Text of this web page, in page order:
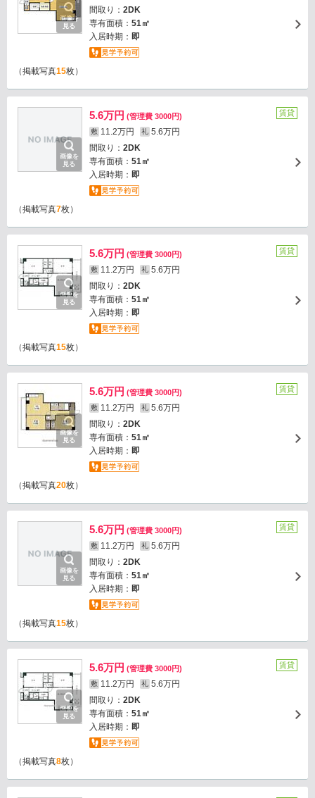
画像を
見る
間取り： 2DK
専有面積： 51㎡
入居時期： 即
（掲載写真15枚）
画像を
見る
5.6万円 (管理費 3000円)
敷 11.2万円 礼 5.6万円
間取り： 2DK
専有面積： 51㎡
入居時期： 即
賃貸
（掲載写真7枚）
画像を
見る
5.6万円 (管理費 3000円)
敷 11.2万円 礼 5.6万円
間取り： 2DK
専有面積： 51㎡
入居時期： 即
賃貸
（掲載写真15枚）
画像を
見る
5.6万円 (管理費 3000円)
敷 11.2万円 礼 5.6万円
間取り： 2DK
専有面積： 51㎡
入居時期： 即
賃貸
（掲載写真20枚）
画像を
見る
5.6万円 (管理費 3000円)
敷 11.2万円 礼 5.6万円
間取り： 2DK
専有面積： 51㎡
入居時期： 即
賃貸
（掲載写真15枚）
画像を
見る
5.6万円 (管理費 3000円)
敷 11.2万円 礼 5.6万円
間取り： 2DK
専有面積： 51㎡
入居時期： 即
賃貸
（掲載写真8枚）